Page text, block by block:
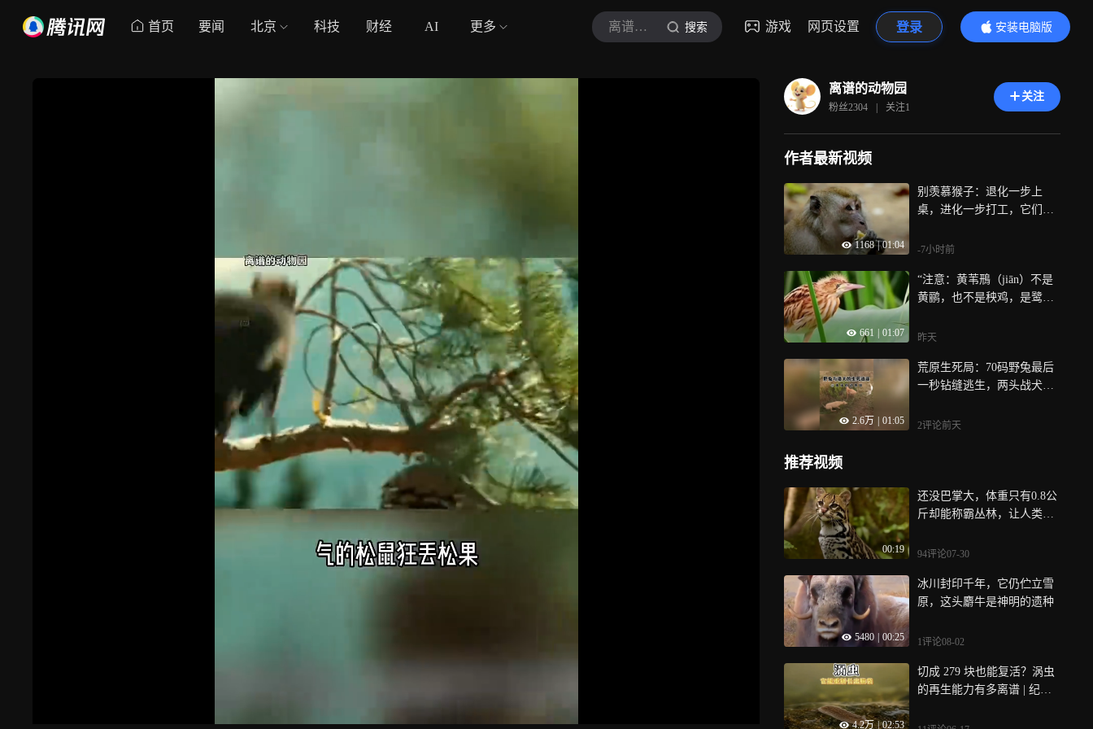
首页 要闻 北京 科技 财经 AI 更多 离谱的动物园 搜索 游戏 网页设置 登录
安装电脑版
内容更精彩
离谱的动物园
粉丝2304 | 关注1
关注
作者最新视频
1168 | 01:04
别羡慕猴子：退化一步上
桌，进化一步打工，它们刚
-7小时前
661 01:07
“注意：黄苇鳽（jiān）不是
黄鹂，也不是秧鸡，是鹭科
的扣2”
昨天
2.6万 01:05
荒原生死局：70码野兔最后
一秒钻缝逃生，两头战犬当
2评论前天
推荐视频
00:19
还没巴掌大，体重只有0.8公
斤却能称霸丛林，让人类见
94评论07-30
5480 00:25
冰川封印千年，它仍伫立雪
原，这头麝牛是神明的遗种
1评论08-02
4.2万 | 02:53
切成 279 块也能复活？涡虫
的再生能力有多离谱 | 纪录